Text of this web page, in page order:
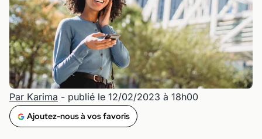
Par Karima - publié le 12/02/2023 à 18h00
Ajoutez-nous à vos favoris